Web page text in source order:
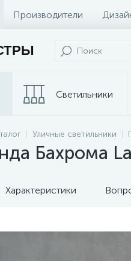
Производители
Светильники
Уличные светильники
Бахрома
Характеристики